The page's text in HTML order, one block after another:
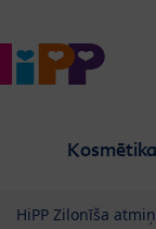
Kosmētika
HiPP Zilonīša